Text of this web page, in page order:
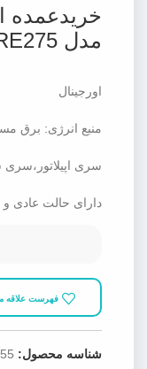
خریدعمده
مدل BRE275
اورجینال
منبع انرژی: برق
سری اپیلاتور،سری
دارای حالت عادی و
فهرست علاقه
شناسه محصول: